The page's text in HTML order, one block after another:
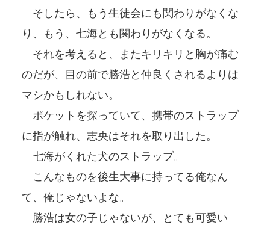
そしたら、もう生徒会にも関わりがなくな
り、もう、七海とも関わりがなくなる。
それを考えると、またキリキリと胸が痛む
のだが、目の前で勝浩と仲良くされるよりは
マシかもしれない。
ポケットを探っていて、携帯のストラップ
に指が触れ、志央はそれを取り出した。
七海がくれた犬のストラップ。
こんなものを後生大事に持ってる俺なん
て、俺じゃないよな。
勝浩は女の子じゃないが、とても可愛い